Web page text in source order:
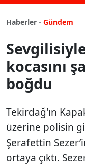
Haberler - Gündem
kocasını
boğdu
Tekirdağ'ın
üzerine polisin
Şerafettin
ortaya çıktı.